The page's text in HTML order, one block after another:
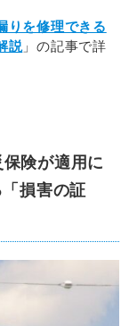
りを修理できる
説」の記事で詳
険が適用に
損害の証